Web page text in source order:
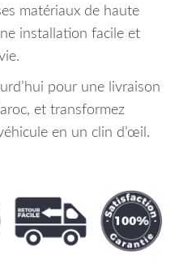
matériaux de haute
installation facile et
pour une livraison
et transformez
en un clin d’œil.